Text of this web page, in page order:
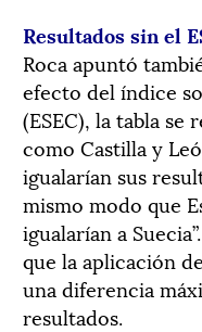
Resultados sin el
Roca apuntó
efecto del índice
(ESEC), la tabla
como Castilla y
igualarían sus
mismo modo que
igualarían a
que la aplicación
una diferencia
resultados.